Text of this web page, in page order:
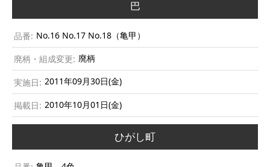
巴
No.16 No.17 No.18（亀甲）
廃柄
2011年09月30日(金)
2010年10月01日(金)
ひがし町